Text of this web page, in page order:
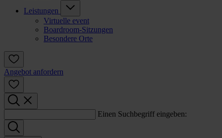
Leistungen
Virtuelle event
Boardroom-Sitzungen
Besondere Orte
Angebot anfordern
Einen Suchbegriff eingeben: